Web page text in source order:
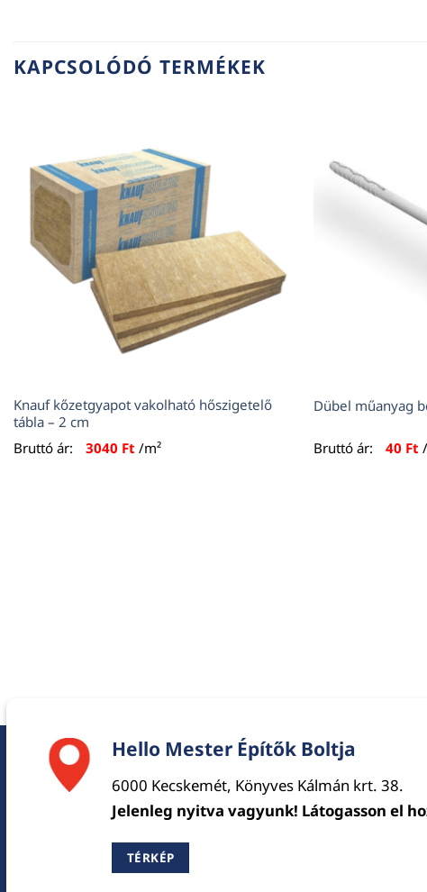
KAPCSOLÓDÓ TERMÉKEK
Knauf kőzetgyapot vakolható hőszigetelő
tábla – 2 cm
Bruttó ár:
3040 Ft /m²
Dübel műanyag
Bruttó ár: 40 Ft
Hello Mester Építők Boltja
6000 Kecskemét, Könyves Kálmán krt. 38.
Jelenleg nyitva vagyunk! Látogasson el
TÉRKÉP